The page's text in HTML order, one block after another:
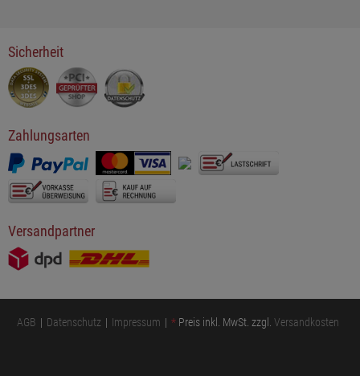
Sicherheit
Zahlungsarten
Versandpartner
AGB Datenschutz Impressum * Preis inkl. MwSt. zzgl. Versandkosten